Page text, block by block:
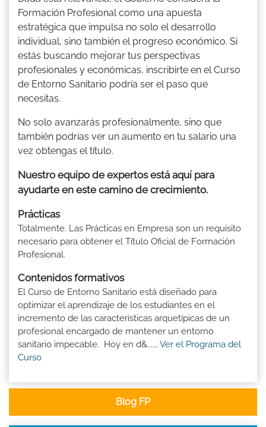
Formación Profesional como una apuesta
estratégica que impulsa no solo el desarrollo
individual, sino también el progreso económico. Si
estás buscando mejorar tus perspectivas
profesionales y económicas, inscribirte en el Curso
de Entorno Sanitario podría ser el paso que
necesitas.
No solo avanzarás profesionalmente, sino que
también podrías ver un aumento en tu salario una
vez obtengas el título.
Nuestro equipo de expertos está aquí para
ayudarte en este camino de crecimiento.
Prácticas
Totalmente. Las Prácticas en Empresa son un requisito
necesario para obtener el Título Oficial de Formación
Profesional.
Contenidos formativos
El Curso de Entorno Sanitario está diseñado para
optimizar el aprendizaje de los estudiantes en el
incremento de las características arquetípicas de un
profesional encargado de mantener un entorno
sanitario impecable. Hoy en d&...... Ver el Programa del
Curso
Blog FP